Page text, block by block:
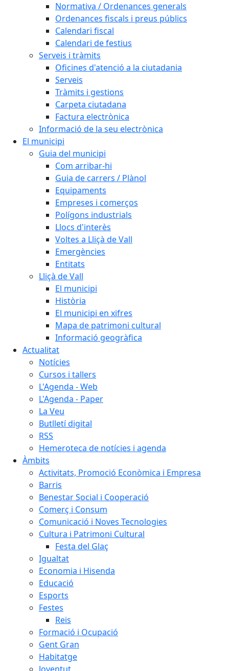
Normativa / Ordenances generals
Ordenances fiscals i preus públics
Calendari fiscal
Calendari de festius
Serveis i tràmits
Oficines d'atenció a la ciutadania
Serveis
Tràmits i gestions
Carpeta ciutadana
Factura electrònica
Informació de la seu electrònica
El municipi
Guia del municipi
Com arribar-hi
Guia de carrers / Plànol
Equipaments
Empreses i comerços
Polígons industrials
Llocs d'interès
Voltes a Lliçà de Vall
Emergències
Entitats
Lliçà de Vall
El municipi
Història
El municipi en xifres
Mapa de patrimoni cultural
Informació geogràfica
Actualitat
Notícies
Cursos i tallers
L'Agenda - Web
L'Agenda - Paper
La Veu
Butlletí digital
RSS
Hemeroteca de notícies i agenda
Àmbits
Activitats, Promoció Econòmica i Empresa
Barris
Benestar Social i Cooperació
Comerç i Consum
Comunicació i Noves Tecnologies
Cultura i Patrimoni Cultural
Festa del Glaç
Igualtat
Economia i Hisenda
Educació
Esports
Festes
Reis
Formació i Ocupació
Gent Gran
Habitatge